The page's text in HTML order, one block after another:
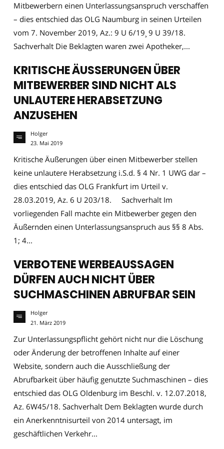
Mitbewerbern einen Unterlassungsanspruch verschaffen
– dies entschied das OLG Naumburg in seinen Urteilen
vom 7. November 2019, Az.: 9 U 6/19¸ 9 U 39/18.
Sachverhalt Die Beklagten waren zwei Apotheker,...
KRITISCHE ÄUSSERUNGEN ÜBER
MITBEWERBER SIND NICHT ALS
UNLAUTERE HERABSETZUNG
ANZUSEHEN
Holger
23. Mai 2019
Kritische Äußerungen über einen Mitbewerber stellen
keine unlautere Herabsetzung i.S.d. § 4 Nr. 1 UWG dar –
dies entschied das OLG Frankfurt im Urteil v.
28.03.2019, Az. 6 U 203/18. Sachverhalt Im
vorliegenden Fall machte ein Mitbewerber gegen den
Äußernden einen Unterlassungsanspruch aus §§ 8 Abs.
1; 4...
VERBOTENE WERBEAUSSAGEN
DÜRFEN AUCH NICHT ÜBER
SUCHMASCHINEN ABRUFBAR SEIN
Holger
21. März 2019
Zur Unterlassungspflicht gehört nicht nur die Löschung
oder Änderung der betroffenen Inhalte auf einer
Website, sondern auch die Ausschließung der
Abrufbarkeit über häufig genutzte Suchmaschinen – dies
entschied das OLG Oldenburg im Beschl. v. 12.07.2018,
Az. 6W45/18. Sachverhalt Dem Beklagten wurde durch
ein Anerkenntnisurteil von 2014 untersagt, im
geschäftlichen Verkehr...